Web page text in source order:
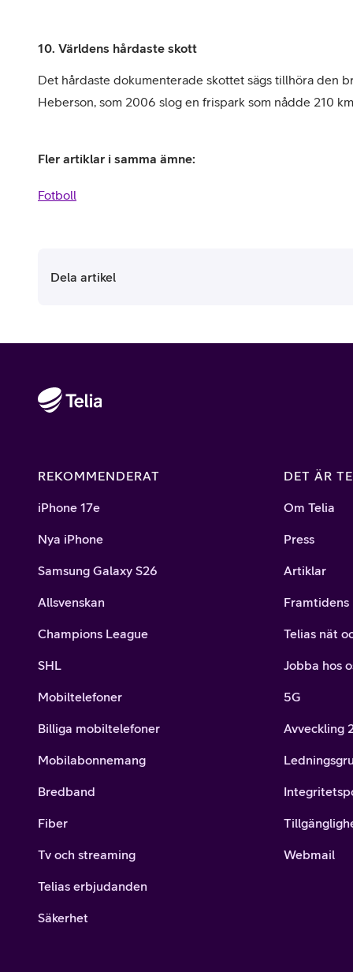
10. Världens hårdaste skott
Det hårdaste dokumenterade skottet sägs tillhöra den
Heberson, som 2006 slog en frispark som nådde 210
Fler artiklar i samma ämne:
Fotboll
Dela artikel
REKOMMENDERAT
iPhone 17e
Nya iPhone
Samsung Galaxy S26
Allsvenskan
Champions League
SHL
Mobiltelefoner
Billiga mobiltelefoner
Mobilabonnemang
Bredband
Fiber
Tv och streaming
Telias erbjudanden
Säkerhet
DET ÄR
Om Telia
Press
Artiklar
Framtidens
Telias nät
Jobba hos
5G
Avveckling
Webmail